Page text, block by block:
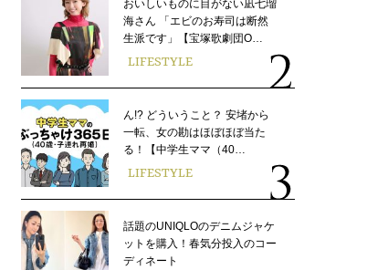
おいしいものに目がない凪七瑠
海さん 「エビのお寿司は断然
生派です」【宝塚歌劇団O…
LIFESTYLE
ん!? どういうこと？ 安堵から
一転、女の勘はほぼほぼ当た
る！【中学生ママ（40…
LIFESTYLE
話題のUNIQLOのデニムジャケ
ットを購入！春気分投入のコー
ディネート